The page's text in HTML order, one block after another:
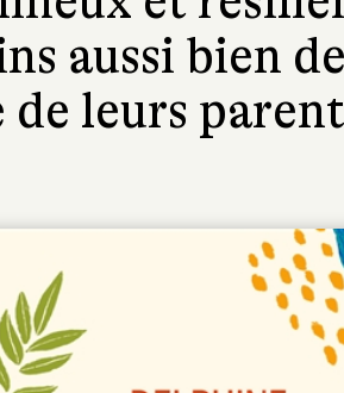
aussi bien
de leurs